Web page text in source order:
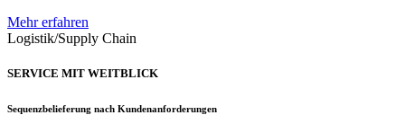
Mehr erfahren
Logistik/Supply Chain
SERVICE MIT WEITBLICK
Sequenzbelieferung nach Kundenanforderungen